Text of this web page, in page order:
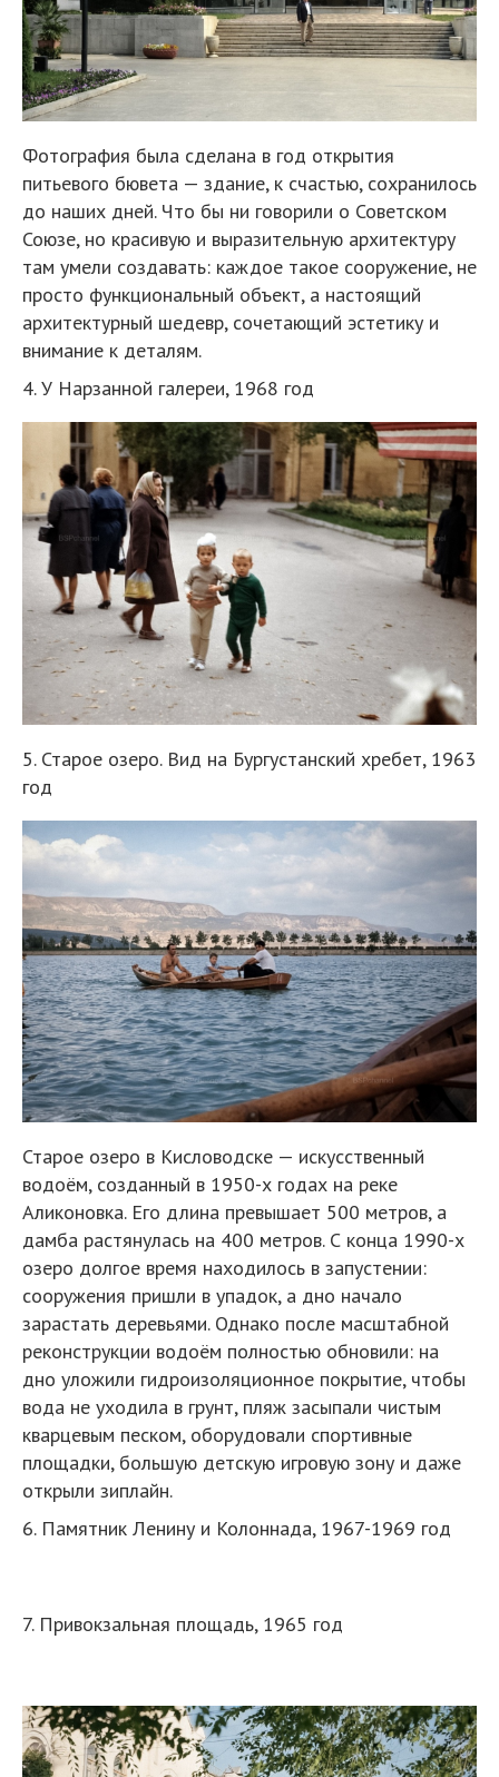
Фотография была сделана в год открытия
питьевого бювета — здание, к счастью, сохранилось
до наших дней. Что бы ни говорили о Советском
Союзе, но красивую и выразительную архитектуру
там умели создавать: каждое такое сооружение, не
просто функциональный объект, а настоящий
архитектурный шедевр, сочетающий эстетику и
внимание к деталям.
4. У Нарзанной галереи, 1968 год
5. Старое озеро. Вид на Бургустанский хребет, 1963
год
Старое озеро в Кисловодске — искусственный
водоём, созданный в 1950-х годах на реке
Аликоновка. Его длина превышает 500 метров, а
дамба растянулась на 400 метров. С конца 1990-х
озеро долгое время находилось в запустении:
сооружения пришли в упадок, а дно начало
зарастать деревьями. Однако после масштабной
реконструкции водоём полностью обновили: на
дно уложили гидроизоляционное покрытие, чтобы
вода не уходила в грунт, пляж засыпали чистым
кварцевым песком, оборудовали спортивные
площадки, большую детскую игровую зону и даже
открыли зиплайн.
6. Памятник Ленину и Колоннада, 1967-1969 год
7. Привокзальная площадь, 1965 год